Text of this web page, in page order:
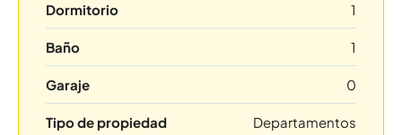
Dormitorio 1
Baño 1
Garaje 0
Tipo de propiedad Departamentos